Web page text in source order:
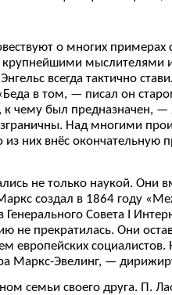
о многих
мыслителями
всегда тактично
в том, — писал он
к чему был предназначен,
Над многими
них внёс окончательную
не только наукой. Они
создал в 1864 году
Генерального Совета I
не прекратилась. Они
европейских
Маркс-Эвелинг, —
семьи своего друга. П.